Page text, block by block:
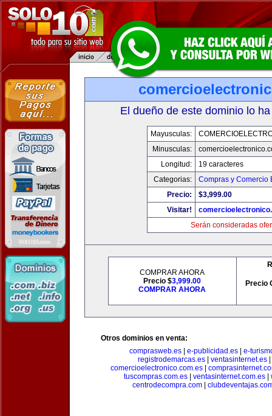
El dueño de este dominio lo
Mayusculas:
Minusculas:
Longitud:
19 caracteres
Categorias:
Compras y Comercio
Precio:
$3,999.00
Visitar!
Serán consideradas
COMPRAR AHORA
Precio $3,999.00
COMPRAR AHORA
Precio
Otros dominios en venta:
comprasweb.es
e-publicidad.es
e-
registrodemarcas.es| ventasinternet.es|
comercioelectronico.com.es
tuscompras.com.es| ventasinternet.com.es|
centrodecompra.com